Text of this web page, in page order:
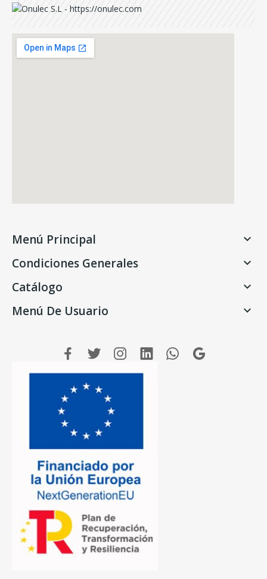
Menú Principal 
Condiciones Generales 
Catálogo 
Menú De Usuario 